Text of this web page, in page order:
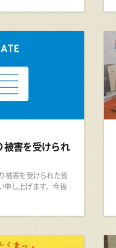
被害を受けられ
被害を受けられた皆
申し上げます。今後